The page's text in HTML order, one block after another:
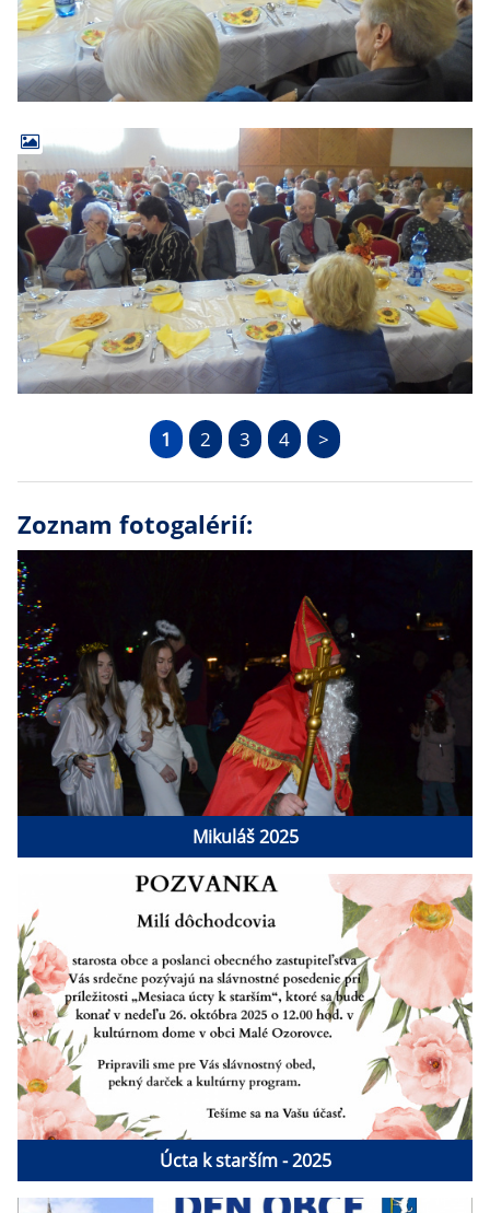
1 2 3 4 >
Zoznam fotogalérií:
Mikuláš 2025
Úcta k starším - 2025